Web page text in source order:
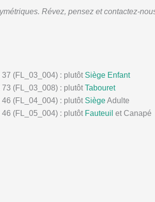
Révez, pensez et contactez-
37 (FL_03_004) : plutôt Siège Enfant
73 (FL_03_008) : plutôt Tabouret
46 (FL_04_004) : plutôt SiègeAdulte
46 (FL_05_004) : plutôt Fauteuil et Canapé